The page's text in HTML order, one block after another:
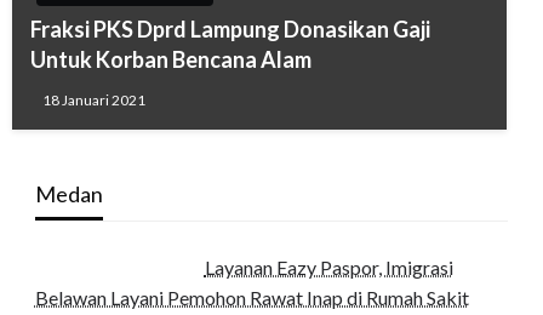
Fraksi PKS Dprd Lampung Donasikan Gaji
Untuk Korban Bencana Alam
18 Januari 2021
Medan
Layanan Eazy Paspor, Imigrasi
Belawan Layani Pemohon Rawat Inap di Rumah Sakit